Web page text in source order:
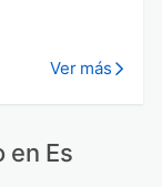
Ver más
en Es